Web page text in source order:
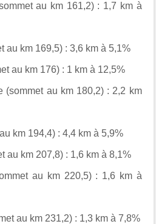
au km 161,2) : 1,7 km à
au km 169,5) : 3,6 km à 5,1%
au km 176) : 1 km à 12,5%
(sommet au km 180,2) : 2,2 km
km 194,4) : 4,4 km à 5,9%
au km 207,8) : 1,6 km à 8,1%
au km 220,5) : 1,6 km à
au km 231,2) : 1,3 km à 7,8%